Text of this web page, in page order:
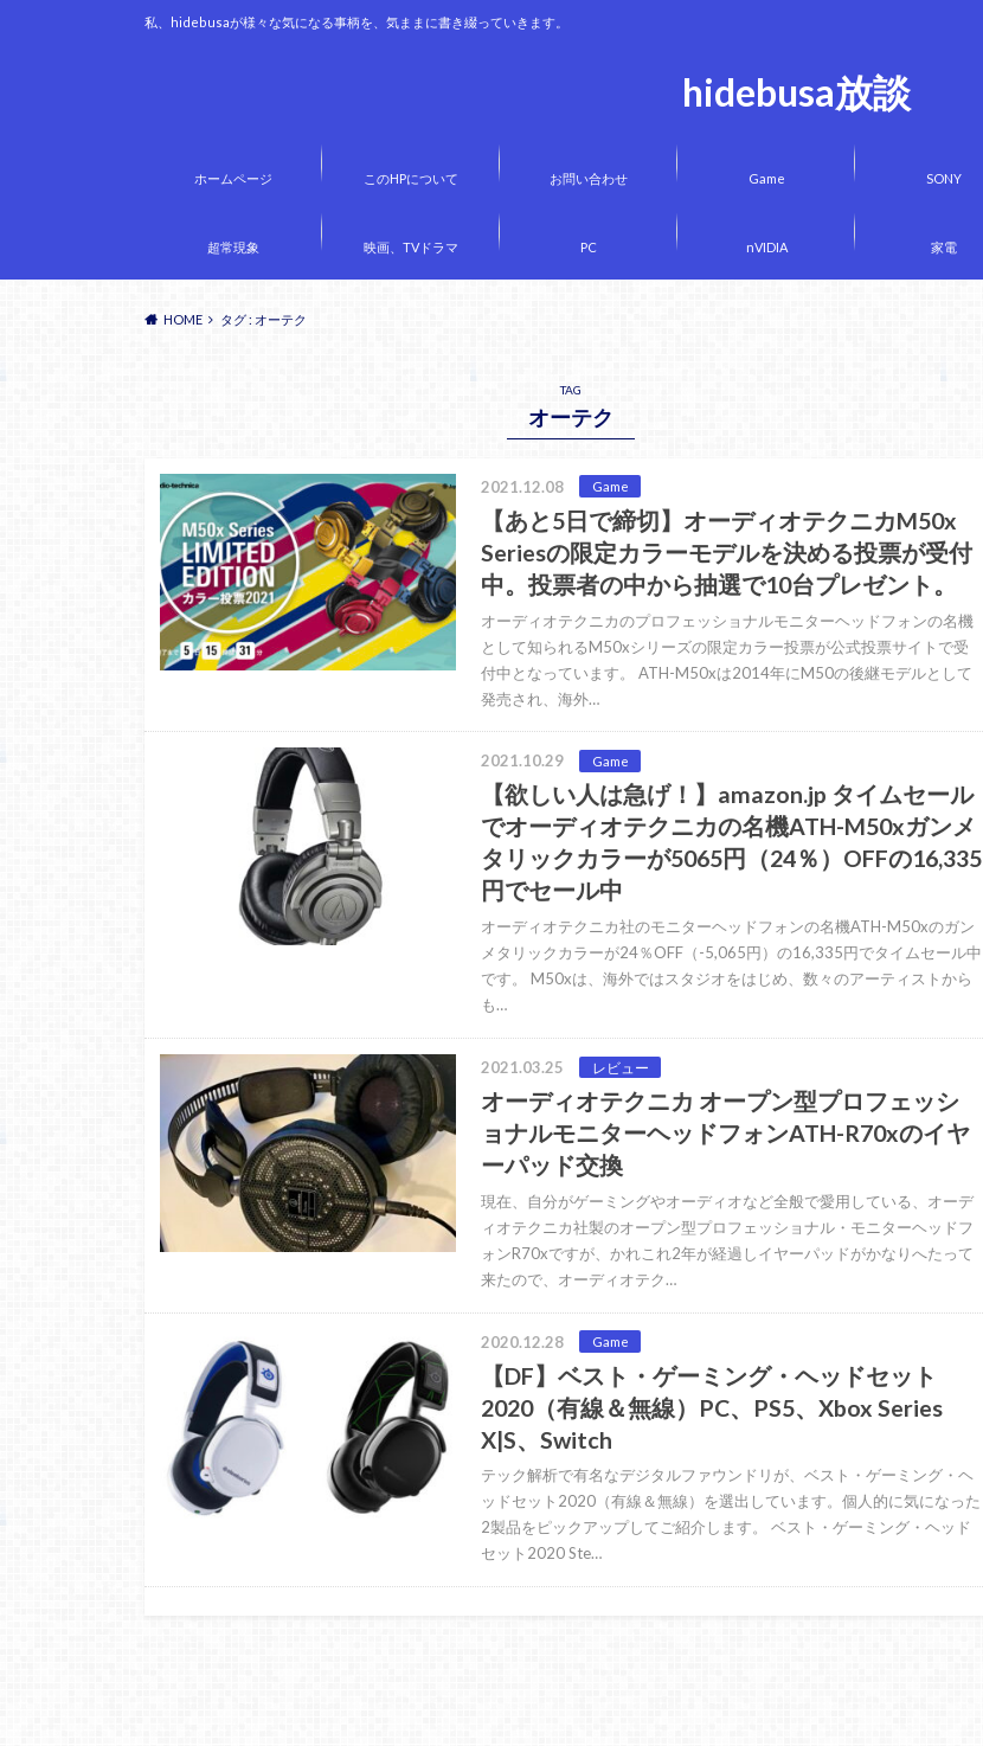
hidebusa放談
私、hidebusaが様々な気になる事柄を、気ままに書き綴っていきます。
ホームページ このHPについて お問い合わせ Game SONY
超常現象 映画、TVドラマ PC nVIDIA 家電
HOME タグ : オーテク
TAG
オーテク
2021.12.08 Game
【あと5日で締切】オーディオテクニカM50x
Seriesの限定カラーモデルを決める投票が受付
中。投票者の中から抽選で10台プレゼント。
オーディオテクニカのプロフェッショナルモニターヘッドフォンの名機
として知られるM50xシリーズの限定カラー投票が公式投票サイトで受
付中となっています。 ATH-M50xは2014年にM50の後継モデルとして
発売され、海外…
2021.10.29 Game
【欲しい人は急げ！】amazon.jp タイムセール
でオーディオテクニカの名機ATH-M50xガンメ
タリックカラーが5065円（24％）OFFの16,335
円でセール中
オーディオテクニカ社のモニターヘッドフォンの名機ATH-M50xのガン
メタリックカラーが24％OFF（-5,065円）の16,335円でタイムセール中
です。 M50xは、海外ではスタジオをはじめ、数々のアーティストから
も…
2021.03.25 レビュー
オーディオテクニカ オープン型プロフェッシ
ョナルモニターヘッドフォンATH-R70xのイヤ
ーパッド交換
現在、自分がゲーミングやオーディオなど全般で愛用している、オーデ
ィオテクニカ社製のオープン型プロフェッショナル・モニターヘッドフ
ォンR70xですが、かれこれ2年が経過しイヤーパッドがかなりへたって
来たので、オーディオテク…
2020.12.28 Game
【DF】ベスト・ゲーミング・ヘッドセット
2020（有線＆無線）PC、PS5、Xbox Series
X|S、Switch
テック解析で有名なデジタルファウンドリが、ベスト・ゲーミング・ヘ
ッドセット2020（有線＆無線）を選出しています。個人的に気になった
2製品をピックアップしてご紹介します。 ベスト・ゲーミング・ヘッド
セット2020 Ste…